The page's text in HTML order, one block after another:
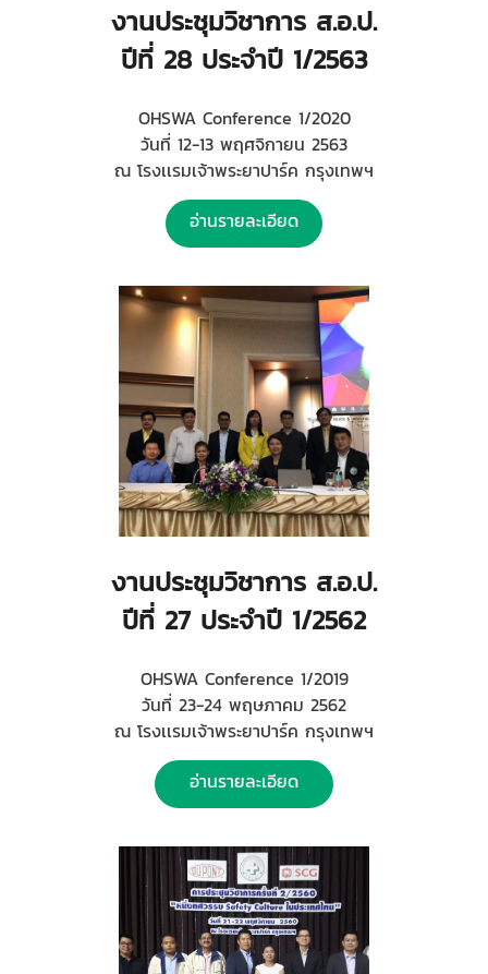
งานประชุมวิชาการ ส.อ.ป.
ปีที่ 28 ประจำปี 1/2563
OHSWA Conference 1/2020
วันที่ 12-13 พฤศจิกายน 2563
ณ โรงเเรมเจ้าพระยาปาร์ค กรุงเทพฯ
อ่านรายละเอียด
งานประชุมวิชาการ ส.อ.ป.
ปีที่ 27 ประจำปี 1/2562
OHSWA Conference 1/2019
วันที่ 23-24 พฤษภาคม 2562
ณ โรงเเรมเจ้าพระยาปาร์ค กรุงเทพฯ
อ่านรายละเอียด